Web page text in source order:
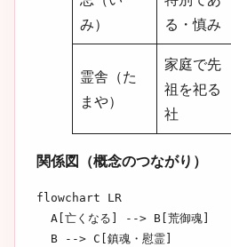
み）
る・慎み
霊舎（た
まや）
家庭で先
祖を祀る
社
関係図（概念のつながり）
flowchart LR